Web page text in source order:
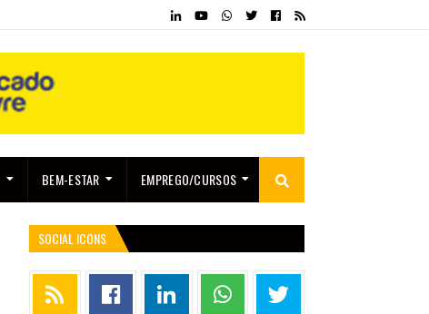
BEM-ESTAR EMPREGO/CURSOS
SOCIAL ICONS